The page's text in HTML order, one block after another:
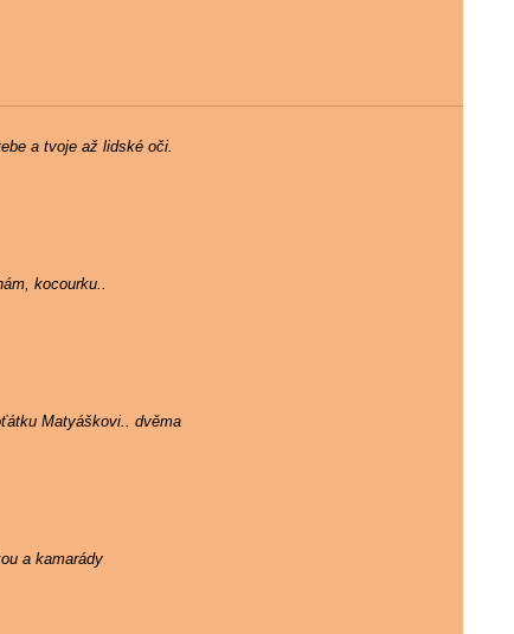
a tvoje až lidské oči.
kocourku..
Matyáškovi.. dvěma
a kamarády